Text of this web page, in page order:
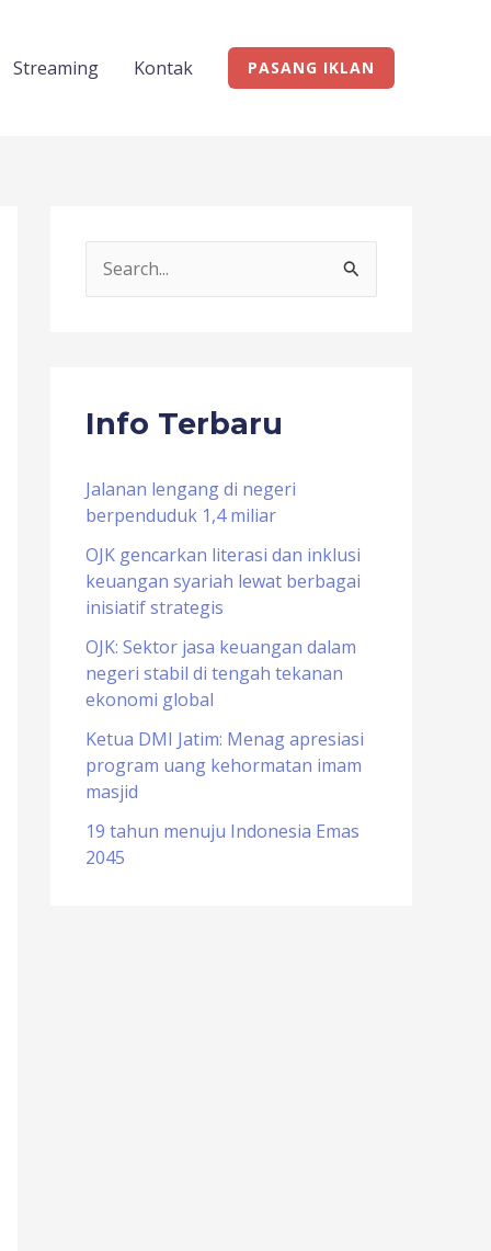
Streaming Kontak PASANG IKLAN
c
f
o
r
:
Info Terbaru
Jalanan lengang di negeri
berpenduduk 1,4 miliar
OJK gencarkan literasi dan inklusi
keuangan syariah lewat berbagai
inisiatif strategis
OJK: Sektor jasa keuangan dalam
negeri stabil di tengah tekanan
ekonomi global
Ketua DMI Jatim: Menag apresiasi
program uang kehormatan imam
masjid
19 tahun menuju Indonesia Emas
2045